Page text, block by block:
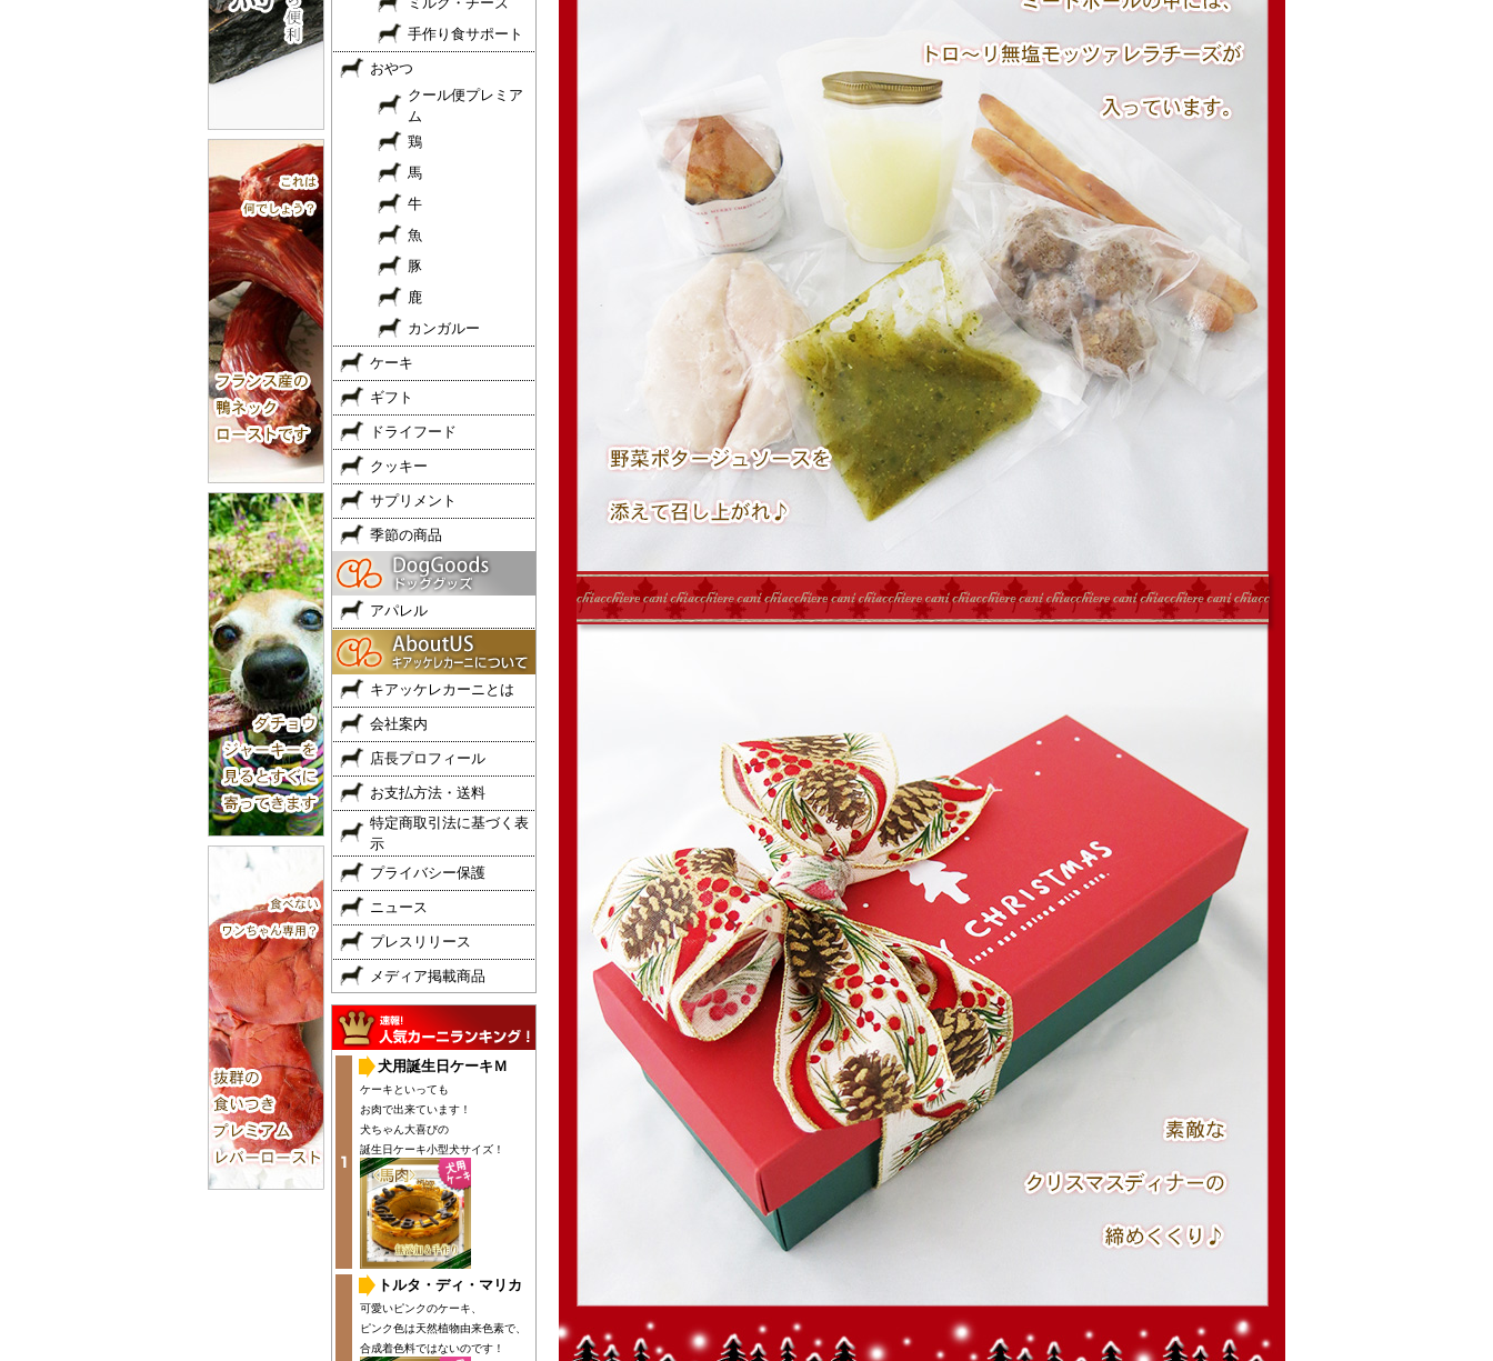
手作り食サポート
おやつ
クール便プレミア
ム
鶏
馬
牛
魚
豚
鹿
カンガルー
ケーキ
ギフト
ドライフード
クッキー
サプリメント
季節の商品
アパレル
キアッケレカーニとは
会社案内
店長プロフィール
お支払方法・送料
特定商取引法に基づく表
示
プライバシー保護
ニュース
プレスリリース
メディア掲載商品
犬用誕生日ケーキＭ
ケーキといっても
お肉で出来ています！
犬ちゃん大喜びの
誕生日ケーキ小型犬サイズ！
トルタ・ディ・マリカ
可愛いピンクのケーキ、
ピンク色は天然植物由来色素で、
合成着色料ではないのです！